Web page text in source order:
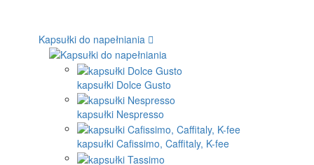
Kapsułki do napełniania
kapsułki Dolce Gusto
kapsułki Nespresso
kapsułki Cafissimo, Caffitaly, K-fee